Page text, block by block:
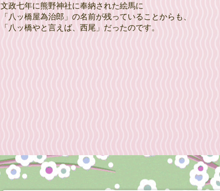
文政七年に熊野神社に奉納された絵馬に
「八ッ橋屋為治郎」の名前が残っていることからも、
「八ッ橋やと言えば、西尾」だったのです。